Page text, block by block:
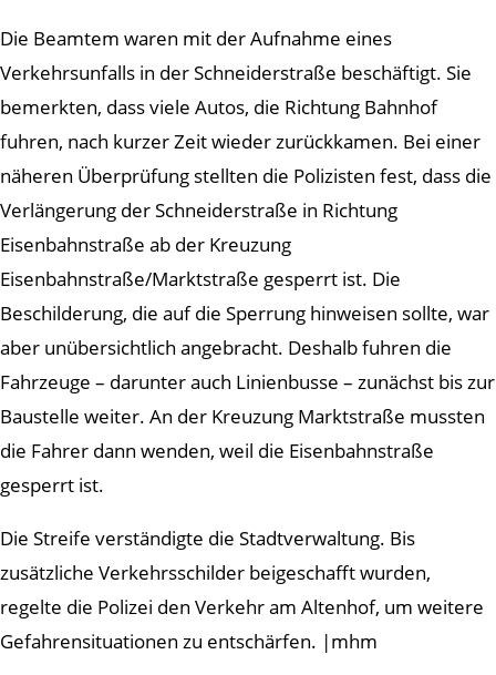
Die Beamtem waren mit der Aufnahme eines
Verkehrsunfalls in der Schneiderstraße beschäftigt. Sie
bemerkten, dass viele Autos, die Richtung Bahnhof
fuhren, nach kurzer Zeit wieder zurückkamen. Bei einer
näheren Überprüfung stellten die Polizisten fest, dass die
Verlängerung der Schneiderstraße in Richtung
Eisenbahnstraße ab der Kreuzung
Eisenbahnstraße/Marktstraße gesperrt ist. Die
Beschilderung, die auf die Sperrung hinweisen sollte, war
aber unübersichtlich angebracht. Deshalb fuhren die
Fahrzeuge – darunter auch Linienbusse – zunächst bis zur
Baustelle weiter. An der Kreuzung Marktstraße mussten
die Fahrer dann wenden, weil die Eisenbahnstraße
gesperrt ist.
Die Streife verständigte die Stadtverwaltung. Bis
zusätzliche Verkehrsschilder beigeschafft wurden,
regelte die Polizei den Verkehr am Altenhof, um weitere
Gefahrensituationen zu entschärfen. |mhm